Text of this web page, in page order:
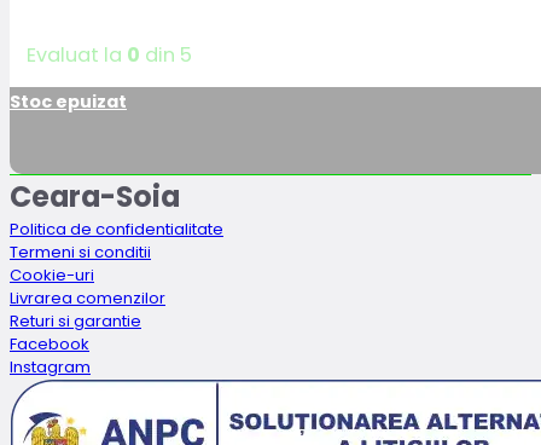
Evaluat la 0 din 5
Stoc epuizat
Ceara-Soia
Politica de confidentialitate
Termeni si conditii
Cookie-uri
Livrarea comenzilor
Returi si garantie
Facebook
Instagram